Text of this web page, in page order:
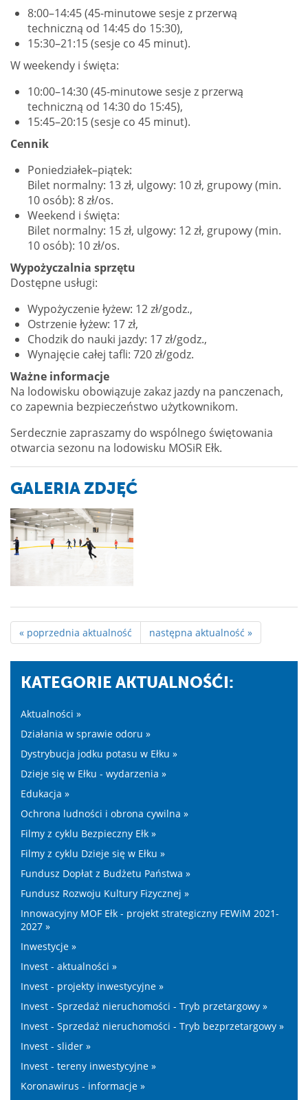
8:00–14:45 (45-minutowe sesje z przerwą
techniczną od 14:45 do 15:30),
15:30–21:15 (sesje co 45 minut).
W weekendy i święta:
10:00–14:30 (45-minutowe sesje z przerwą
techniczną od 14:30 do 15:45),
15:45–20:15 (sesje co 45 minut).
Cennik
Poniedziałek–piątek:
Bilet normalny: 13 zł, ulgowy: 10 zł, grupowy (min.
10 osób): 8 zł/os.
Weekend i święta:
Bilet normalny: 15 zł, ulgowy: 12 zł, grupowy (min.
10 osób): 10 zł/os.
Wypożyczalnia sprzętu
Dostępne usługi:
Wypożyczenie łyżew: 12 zł/godz.,
Ostrzenie łyżew: 17 zł,
Chodzik do nauki jazdy: 17 zł/godz.,
Wynajęcie całej tafli: 720 zł/godz.
Ważne informacje
Na lodowisku obowiązuje zakaz jazdy na panczenach,
co zapewnia bezpieczeństwo użytkownikom.
Serdecznie zapraszamy do wspólnego świętowania
otwarcia sezonu na lodowisku MOSiR Ełk.
GALERIA ZDJĘĆ
« poprzednia aktualność następna aktualność »
KATEGORIE AKTUALNOŚĆI:
Aktualności »
Działania w sprawie odoru »
Dystrybucja jodku potasu w Ełku »
Dzieje się w Ełku - wydarzenia »
Edukacja »
Ochrona ludności i obrona cywilna »
Filmy z cyklu Bezpieczny Ełk »
Filmy z cyklu Dzieje się w Ełku »
Fundusz Dopłat z Budżetu Państwa »
Fundusz Rozwoju Kultury Fizycznej »
Innowacyjny MOF Ełk - projekt strategiczny FEWiM 2021-
2027 »
Inwestycje »
Invest - aktualności »
Invest - projekty inwestycyjne »
Invest - Sprzedaż nieruchomości - Tryb przetargowy »
Invest - Sprzedaż nieruchomości - Tryb bezprzetargowy »
Invest - slider »
Invest - tereny inwestycyjne »
Koronawirus - informacje »